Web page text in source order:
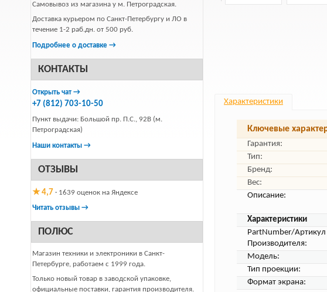
Самовывоз из магазина у м. Петроградская.
Доставка курьером по Санкт-Петербургу и ЛО в
течение 1-2 раб.дн. от 500 руб.
Подробнее о доставке →
КОНТАКТЫ
Открыть чат →
+7 (812) 703-10-50
Пункт выдачи: Большой пр. П.С., 92В (м.
Петроградская)
Наши контакты →
ОТЗЫВЫ
★ 4,7 · 1639 оценок на Яндексе
Читать отзывы →
ПОЛЮС
Магазин техники и электроники в Санкт-
Петербурге, работаем с 1999 года.
Только новый товар в заводской упаковке,
официальные поставки, гарантия производителя.
Характеристики
Ключевые
Гарантия:
Тип:
Бренд:
Вес:
Описание:
Характеристики
PartNumber/Артикул
Производителя:
Модель:
Тип проекции:
Формат экрана: